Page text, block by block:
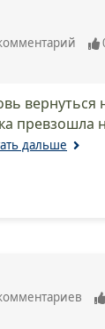
вернуться
дальше